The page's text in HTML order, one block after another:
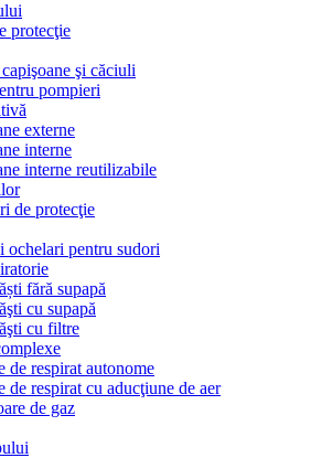
protecţie
şi căciuli
pompieri
externe
interne
interne reutilizabile
de protecţie
ochelari pentru sudori
fără supapă
cu supapă
cu filtre
de respirat autonome
de respirat cu aducţiune de aer
de gaz